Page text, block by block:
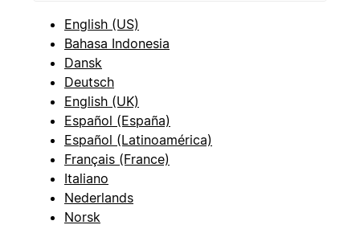
English (US)
Bahasa Indonesia
Dansk
Deutsch
English (UK)
Español (España)
Español (Latinoamérica)
Français (France)
Italiano
Nederlands
Norsk